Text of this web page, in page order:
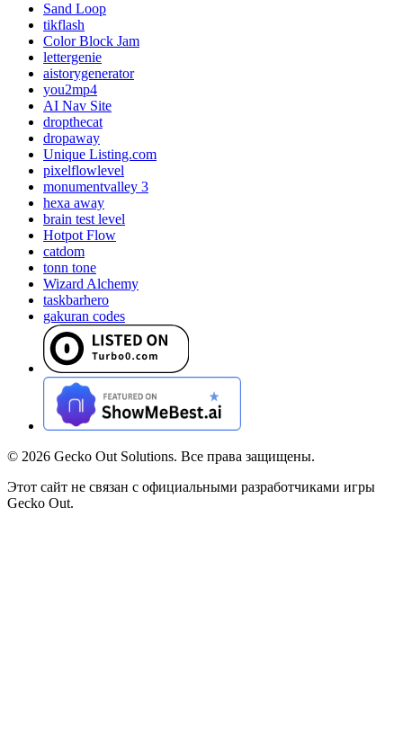
Sand Loop
tikflash
Color Block Jam
lettergenie
aistorygenerator
you2mp4
AI Nav Site
dropthecat
dropaway
Unique Listing.com
pixelflowlevel
monumentvalley 3
hexa away
brain test level
Hotpot Flow
catdom
tonn tone
Wizard Alchemy
taskbarhero
gakuran codes
© 2026 Gecko Out Solutions. Все права защищены.
Этот сайт не связан с официальными разработчиками игры
Gecko Out.